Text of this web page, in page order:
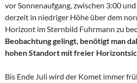
vor Sonnenaufgang, zwischen 3:00
derzeit in niedriger Höhe über dem
Horizont im Sternbild Fuhrmann zu
Beobachtung gelingt, benötigt man
hohen Standort mit freier
Bis Ende Juli wird der Komet immer